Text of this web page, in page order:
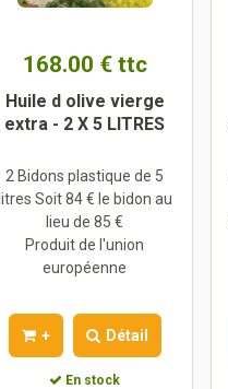
168.00 € ttc
Huile d olive vierge
extra - 2 X 5 LITRES
2 Bidons plastique de 5
litres Soit 84 € le bidon au
lieu de 85 €
Produit de l'union
européenne
+ Détail
En stock